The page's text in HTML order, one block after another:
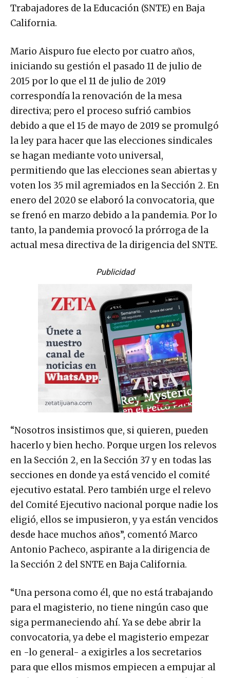
Trabajadores de la Educación (SNTE) en Baja
California.
Mario Aispuro fue electo por cuatro años,
iniciando su gestión el pasado 11 de julio de
2015 por lo que el 11 de julio de 2019
correspondía la renovación de la mesa
directiva; pero el proceso sufrió cambios
debido a que el 15 de mayo de 2019 se promulgó
la ley para hacer que las elecciones sindicales
se hagan mediante voto universal,
permitiendo que las elecciones sean abiertas y
voten los 35 mil agremiados en la Sección 2. En
enero del 2020 se elaboró la convocatoria, que
se frenó en marzo debido a la pandemia. Por lo
tanto, la pandemia provocó la prórroga de la
actual mesa directiva de la dirigencia del SNTE.
Publicidad
“Nosotros insistimos que, si quieren, pueden
hacerlo y bien hecho. Porque urgen los relevos
en la Sección 2, en la Sección 37 y en todas las
secciones en donde ya está vencido el comité
ejecutivo estatal. Pero también urge el relevo
del Comité Ejecutivo nacional porque nadie los
eligió, ellos se impusieron, y ya están vencidos
desde hace muchos años”, comentó Marco
Antonio Pacheco, aspirante a la dirigencia de
la Sección 2 del SNTE en Baja California.
“Una persona como él, que no está trabajando
para el magisterio, no tiene ningún caso que
siga permaneciendo ahí. Ya se debe abrir la
convocatoria, ya debe el magisterio empezar
en -lo general- a exigirles a los secretarios
para que ellos mismos empiecen a empujar al